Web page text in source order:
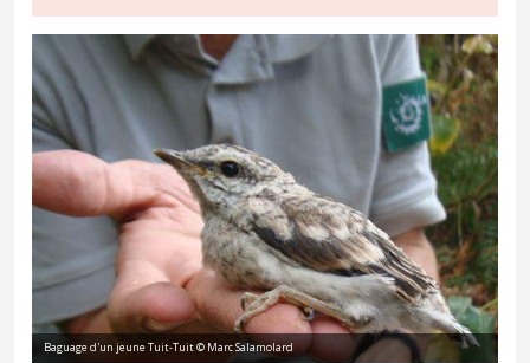
Baguage d'un jeune Tuit-Tuit © Marc Salamolard